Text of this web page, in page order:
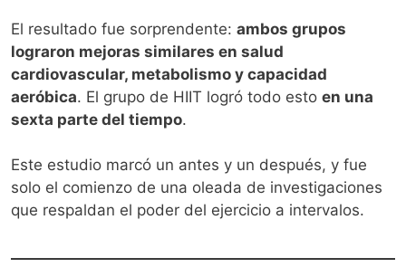
El resultado fue sorprendente: ambos grupos
lograron mejoras similares en salud
cardiovascular, metabolismo y capacidad
aeróbica. El grupo de HIIT logró todo esto en una
sexta parte del tiempo.
Este estudio marcó un antes y un después, y fue
solo el comienzo de una oleada de investigaciones
que respaldan el poder del ejercicio a intervalos.